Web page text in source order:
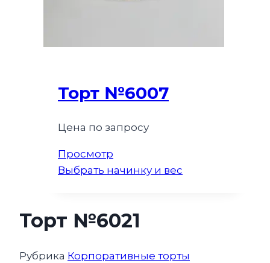
Торт №6007
Цена по запросу
Просмотр
Выбрать начинку и вес
Торт №6021
Рубрика Корпоративные торты